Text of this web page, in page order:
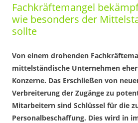
Fachkräftemangel
wie besonders der
sollte
Von einem drohenden
mittelständische Unternehmen
Konzerne. Das Erschließen von
Verbreiterung der Zugänge zu
Mitarbeitern sind Schlüssel für die
Personalbeschaffung. Dies wird in